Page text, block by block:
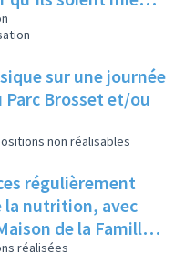
sur une journée
Parc Brosset et/ou
non réalisables
régulièrement
la nutrition, avec
de la Famille
réalisées